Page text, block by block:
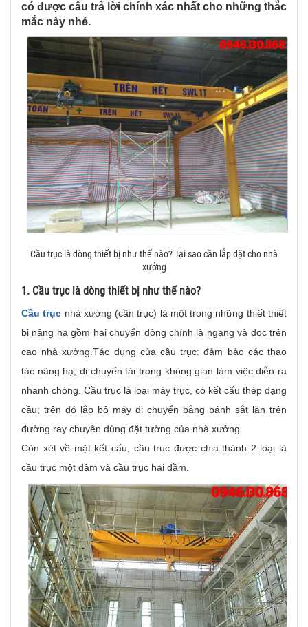
có được câu trả lời chính xác nhất cho những thắc
mắc này nhé.
Cầu trục là dòng thiết bị như thế nào? Tại sao cần lắp đặt cho nhà
xưởng
1. Cầu trục là dòng thiết bị như thế nào?
Cầu trục nhà xưởng (cần trục) là một trong những thiết thiết
bị nâng hạ gồm hai chuyển động chính là ngang và dọc trên
cao nhà xưởng.Tác dụng của cầu trục: đảm bảo các thao
tác nâng hạ; di chuyển tải trong không gian làm việc diễn ra
nhanh chóng. Cầu trục là loại máy trục, có kết cấu thép dạng
cầu; trên đó lắp bộ máy di chuyển bằng bánh sắt lăn trên
đường ray chuyên dùng đặt tường của nhà xưởng.
Còn xét về mặt kết cấu, cầu trục được chia thành 2 loại là
cầu trục một dầm và cầu trục hai dầm.